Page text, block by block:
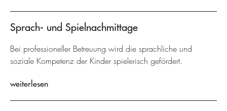
Sprach- und Spielnachmittage
Bei professioneller Betreuung wird die sprachliche und
soziale Kompetenz der Kinder spielerisch gefördert.
weiterlesen